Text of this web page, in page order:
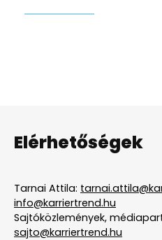
Elérhetőségek
Tarnai Attila:
info@karriertrend.hu
Sajtóközlemények,
sajto@karriertrend.hu